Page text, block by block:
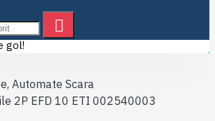
gol!
Automate Scara
2P EFD 10 ETI 002540003